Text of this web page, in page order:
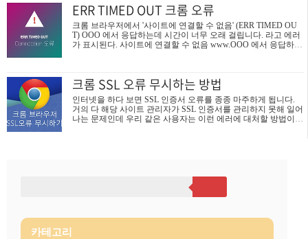
게 오류가 났다. 그 솔루션의 웹 포트는 당연히 열려있고 똑같은
관리 페이지를 다른 브라우저나 다른 PC에서 접속하면 잘 접속
된다.. 게다가 표시되는 에러 메세지도 참 그지 같다. 네트워크에
서 로그인 페이지 방문을 요청할 수 있다니.. 무슨 오류이고 뭐가
안되고 어떻게 못한다고 해야 하는데, 방문을 요청할 수 있다? 어
ERR TIMED OUT 크롬 오류
크롬 브라우저에서 '사이트에 연결할 수 없음' (ERR TIMED OU
T) OOO 에서 응답하는데 시간이 너무 오래 걸립니다. 라고 에러
가 표시된다. 사이트에 연결할 수 없음 www.OOO 에서 응답하는
트에 접속할때 네트워크 연결, 레지스트리 오류, 잘못된 인터넷
설정 및 기타 이유로 응답 시간이 초과할때 ERR_TIMED_OUT
발생한다. ※ ERR_CONNECTION_TIMED_OUT 에러와 다르다.
확인방법 및 해결방법은 아래와 같다. 방법1: 크롬 브라우저 새
프로필 생성 *주의* 1번 ..
크롬 SSL 오류 무시하는 방법
인터넷을 하다 보면 SSL 인증서 오류를 종종 마주하게 됩니다.
거의 다 해당 사이트 관리자가 SSL 인증서를 관리하지 못해 일어
나는 문제인데 우리 같은 사용자는 이런 에러에 대처할 방법이
이런 경우 크롬 브라우저에서는 고급 버튼을 눌러 안전하지 않는
사이트를 들어가는 단계를 거치게 되어 있습니다. 저는 시놀로지
NAS의 관리자 페이지를 https 설정을 하면서 자체 서명 S..
카테고리